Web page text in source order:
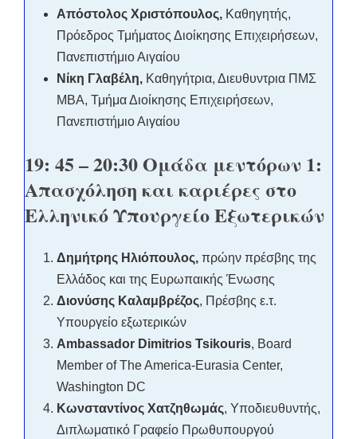
Απόστολος Χριστόπουλος,Καθηγητής,
Πρόεδρος Τμήματος Διοίκησης Επιχειρήσεων,
Πανεπιστήμιο Αιγαίου
Νίκη Γλαβέλη,Καθηγήτρια, Διευθυντρια ΠΜΣ
ΜΒΑ, Τμήμα Διοίκησης Επιχειρήσεων,
Πανεπιστήμιο Αιγαίου
19: 45 – 20:30 Ομάδα μεντόρων 1:
Απασχόληση και καριέρες στο
Ελληνικό Υπουργείο Εξωτερικών
Δημήτρης Ηλιόπουλος, πρώην πρέσβης της
Ελλάδος και της Ευρωπαικής Ένωσης
Διονύσης Καλαμβρέζος, Πρέσβης ε.τ.
Υπουργείο εξωτερικών
Ambassador Dimitrios Tsikouris, Board
Member of The America-Eurasia Center,
Washington DC
Κωνσταντίνος Χατζηθωμάς, Υποδιευθυντής,
Διπλωματικό Γραφείο Πρωθυπουργού